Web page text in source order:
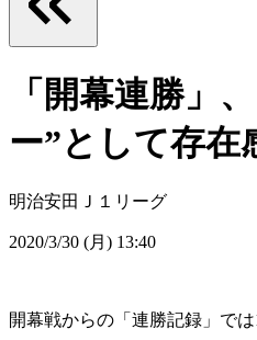
「開幕連勝」
ー”として存在
明治安田Ｊ１リーグ
2020/3/30 (月) 13:40
開幕戦からの「連勝記録」で